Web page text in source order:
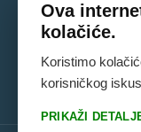
Ova
kolačiće.
Koristimo
korisničkog
PRIKAŽI